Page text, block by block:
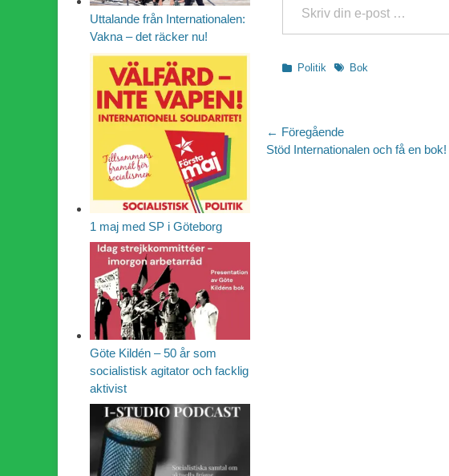
Kategorier
Politik Etiketter
Bok
Inläggsnavigering
← Föregående
Föregående
Stöd Internationalen och få en bok!
Uttalande från Internationalen:
Vakna – det räcker nu!
1 maj med SP i Göteborg
Göte Kildén – 50 år som
socialistisk agitator och facklig
aktivist